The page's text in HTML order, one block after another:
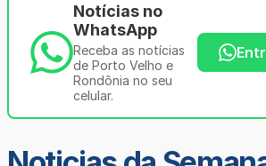
Notícias no
WhatsApp
Receba as notícias
de Porto Velho e
Rondônia no seu
celular.